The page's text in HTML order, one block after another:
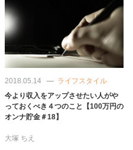
2018.05.14
ライフスタイル
今より収入をアップさせたい人がや
っておくべき４つのこと【100万円の
オンナ貯金＃18】
大塚 ちえ